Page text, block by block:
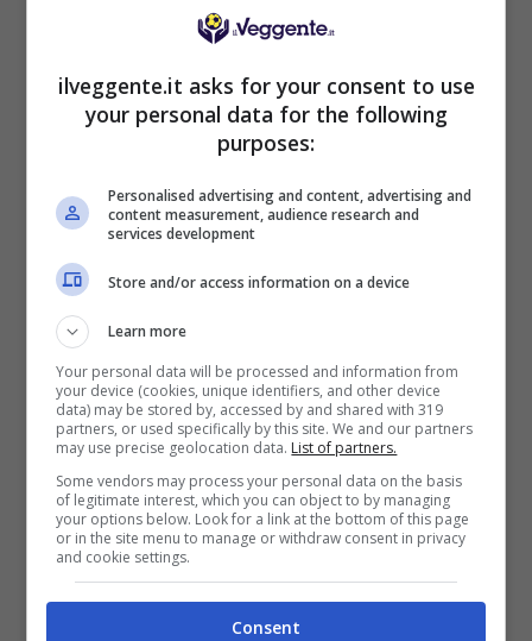
1000€
VERIFICA
Planetwin365: 2050€ per sport e scommesse
Iscrivendoti a PlanetWin365 ricevi: 100% fino a 2000€
in Bonus Scommesse + 100% fino a 50€ in Bonus
Sport
2050€
VERIFICA
Mostra Informazioni
ilveggente.it asks for your consent to use
your personal data for the following
purposes:
Personalised advertising and content, advertising and
content measurement, audience research and
services development
Store and/or access information on a device
Learn more
Your personal data will be processed and information from
your device (cookies, unique identifiers, and other device
data) may be stored by, accessed by and shared with 319
partners, or used specifically by this site. We and our partners
may use precise geolocation data. List of partners.
Some vendors may process your personal data on the basis
of legitimate interest, which you can object to by managing
your options below. Look for a link at the bottom of this page
or in the site menu to manage or withdraw consent in privacy
and cookie settings.
Consent